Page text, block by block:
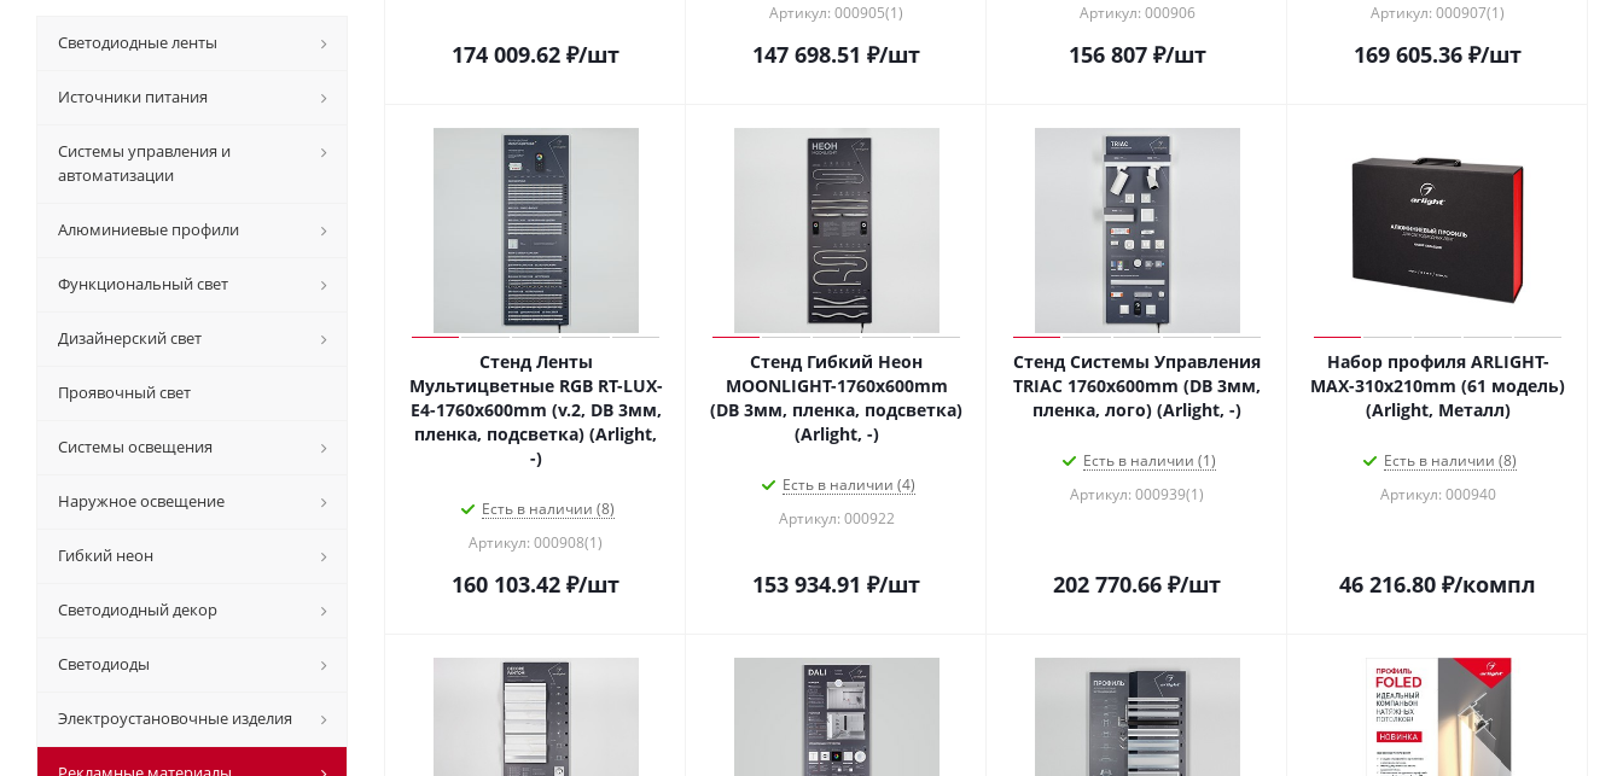
174 009.62 ₽/шт
Артикул: 000905(1)
147 698.51 ₽/шт
Артикул: 000906
156 807₽/шт
Артикул: 000907(1)
169 605.36 ₽/шт
Стенд Ленты
Мультицветные RGB RT-LUX-
E4-1760x600mm (v.2, DB 3мм,
пленка, подсветка) (Arlight,
-)
Есть в наличии (8)
Артикул: 000908(1)
160 103.42 ₽/шт
Стенд Гибкий Неон
MOONLIGHT-1760x600mm
(DB 3мм, пленка, подсветка)
(Arlight, -)
Есть в наличии (4)
Артикул: 000922
153 934.91 ₽/шт
Стенд Системы Управления
TRIAC 1760x600mm (DB 3мм,
пленка, лого) (Arlight, -)
Есть в наличии (1)
Артикул: 000939(1)
202 770.66 ₽/шт
Набор профиля ARLIGHT-
MAX-310х210mm (61 модель)
(Arlight, Металл)
Есть в наличии (8)
Артикул: 000940
46 216.80 ₽/компл
Светодиодные ленты
Источники питания
Системы управления и
автоматизации
Алюминиевые профили
Функциональный свет
Дизайнерский свет
Проявочный свет
Системы освещения
Наружное освещение
Гибкий неон
Светодиодный декор
Светодиоды
Электроустановочные изделия